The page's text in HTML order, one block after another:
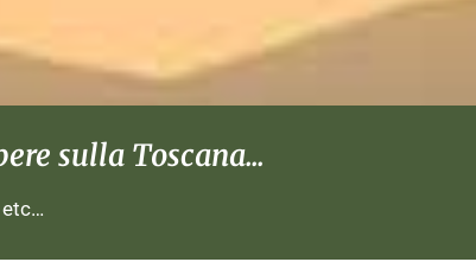
sulla Toscana...
etc…